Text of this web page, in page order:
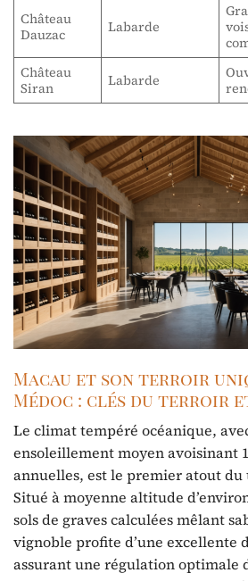
Château
Dauzac
Labarde
Château
Siran
Labarde
Macau et son terroir
Médoc : clés du terroir
Le climat tempéré océanique,
ensoleillement moyen avoisinant
annuelles, est le premier atout
Situé à moyenne altitude
sols de graves calculées mêlant
vignoble profite d’une excellente
assurant une régulation optimale